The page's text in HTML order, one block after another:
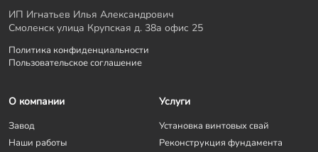
ИП Игнатьев Илья Александрович
Смоленск улица Крупская д. 38а офис 25
Политика конфиденциальности
Пользовательское соглашение
О компании
Завод
Наши работы
Услуги
Установка винтовых свай
Реконструкция фундамента